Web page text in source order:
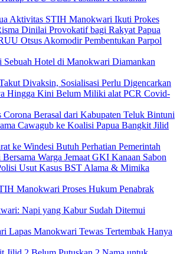
Aktivitas STIH Manokwari Ikuti Prokes
Dinilai Provokatif bagi Rakyat Papua
Otsus Akomodir Pembentukan Parpol
Sebuah Hotel di Manokwari Diamankan
Divaksin, Sosialisasi Perlu Digencarkan
Hingga Kini Belum Miliki alat PCR Covid-
Corona Berasal dari Kabupaten Teluk Bintuni
Cawagub ke Koalisi Papua Bangkit Jilid
ke Windesi Butuh Perhatian Pemerintah
Warga Jemaat GKI Kanaan Sabon
Usut Kasus BST Alama & Mimika
Manokwari Proses Hukum Penabrak
Napi yang Kabur Sudah Ditemui
Lapas Manokwari Tewas Tertembak Hanya